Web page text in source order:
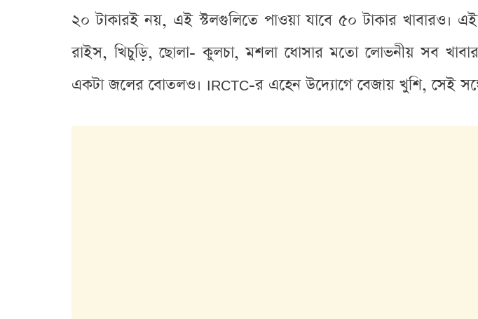
২০ টাকারই নয়, এই স্টলগুলিতে পাওয়া যাবে ৫০ টাকার খাবারও।
রাইস, খিচুড়ি, ছোলা- কুলচা, মশলা ধোসার মতো লোভনীয় সব
একটা জলের বোতলও। IRCTC-র এহেন উদ্যোগে বেজায় খুশি, সেই সঙ্গে